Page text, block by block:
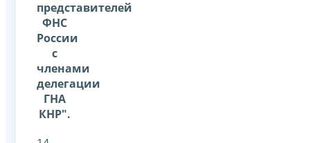
представителей
ФНС
России
с
членами
делегации
ГНА
КНР".